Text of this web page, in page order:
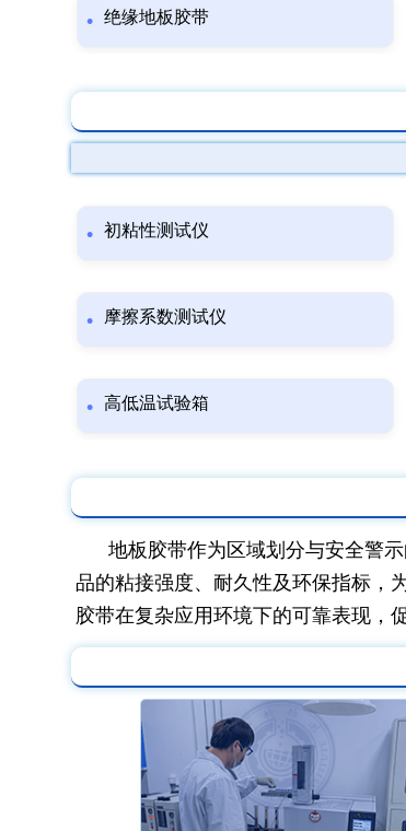
绝缘地板胶带
初粘性测试仪
摩擦系数测试仪
高低温试验箱
地板胶带作为区域划分与安全警
品的粘接强度、耐久性及环保指标，
胶带在复杂应用环境下的可靠表现，